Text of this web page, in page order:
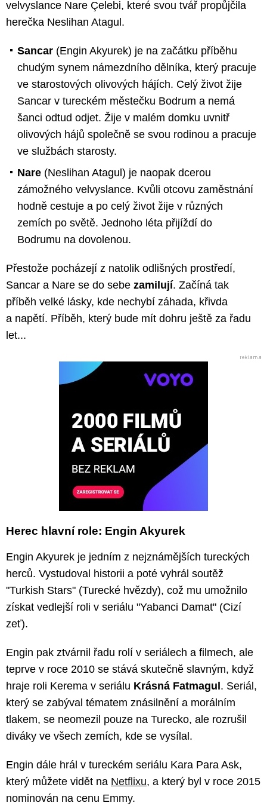
velvyslance Nare Çelebi, které svou tvář propůjčila
herečka Neslihan Atagul.
Sancar (Engin Akyurek) je na začátku příběhu
chudým synem námezdního dělníka, který pracuje
ve starostových olivových hájích. Celý život žije
Sancar v tureckém městečku Bodrum a nemá
šanci odtud odjet. Žije v malém domku uvnitř
olivových hájů společně se svou rodinou a pracuje
ve službách starosty.
Nare (Neslihan Atagul) je naopak dcerou
zámožného velvyslance. Kvůli otcovu zaměstnání
hodně cestuje a po celý život žije v různých
zemích po světě. Jednoho léta přijíždí do
Bodrumu na dovolenou.
Přestože pocházejí z natolik odlišných prostředí,
Sancar a Nare se do sebe zamilují. Začíná tak
příběh velké lásky, kde nechybí záhada, křivda
a napětí. Příběh, který bude mít dohru ještě za řadu
let...
Herec hlavní role: Engin Akyurek
Engin Akyurek je jedním z nejznámějších tureckých
herců. Vystudoval historii a poté vyhrál soutěž
"Turkish Stars" (Turecké hvězdy), což mu umožnilo
získat vedlejší roli v seriálu "Yabanci Damat" (Cizí
zeť).
Engin pak ztvárnil řadu rolí v seriálech a filmech, ale
teprve v roce 2010 se stává skutečně slavným, když
hraje roli Kerema v seriálu Krásná Fatmagul. Seriál,
který se zabýval tématem znásilnění a morálním
tlakem, se neomezil pouze na Turecko, ale rozrušil
diváky ve všech zemích, kde se vysílal.
Engin dále hrál v tureckém seriálu Kara Para Ask,
který můžete vidět na Netflixu, a který byl v roce 2015
nominován na cenu Emmy.